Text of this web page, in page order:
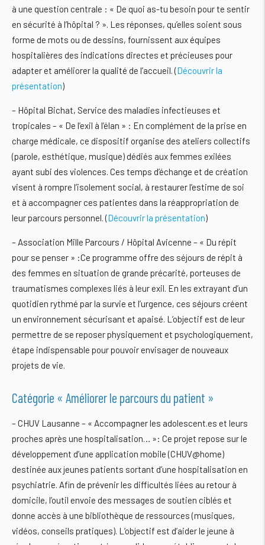
à une question centrale : « De quoi as-tu besoin pour te sentir
en sécurité à l’hôpital ? ». Les réponses, qu’elles soient sous
forme de mots ou de dessins, fournissent aux équipes
hospitalières des indications directes et précieuses pour
adapter et améliorer la qualité de l’accueil. (Découvrir la
présentation)
– Hôpital Bichat, Service des maladies infectieuses et
tropicales – « De l’exil à l’élan » : En complément de la prise en
charge médicale, ce dispositif organise des ateliers collectifs
(parole, esthétique, musique) dédiés aux femmes exilées
ayant subi des violences. Ces temps d’échange et de création
visent à rompre l’isolement social, à restaurer l’estime de soi
et à accompagner ces patientes dans la réappropriation de
leur parcours personnel. (Découvrir la présentation)
– Association Mille Parcours / Hôpital Avicenne – « Du répit
pour se penser » :Ce programme offre des séjours de répit à
des femmes en situation de grande précarité, porteuses de
traumatismes complexes liés à leur exil. En les extrayant d’un
quotidien rythmé par la survie et l’urgence, ces séjours créent
un environnement sécurisant et apaisé. L’objectif est de leur
permettre de se reposer physiquement et psychologiquement,
étape indispensable pour pouvoir envisager de nouveaux
projets de vie.
Catégorie « Améliorer le parcours du patient »
–CHUV Lausanne – « Accompagner les adolescent.es et leurs
proches après une hospitalisation… »: Ce projet repose sur le
développement d’une application mobile (CHUV@home)
destinée aux jeunes patients sortant d’une hospitalisation en
psychiatrie. Afin de prévenir les difficultés liées au retour à
domicile, l’outil envoie des messages de soutien ciblés et
donne accès à une bibliothèque de ressources (musiques,
vidéos, conseils pratiques). L’objectif est d’aider le jeune à